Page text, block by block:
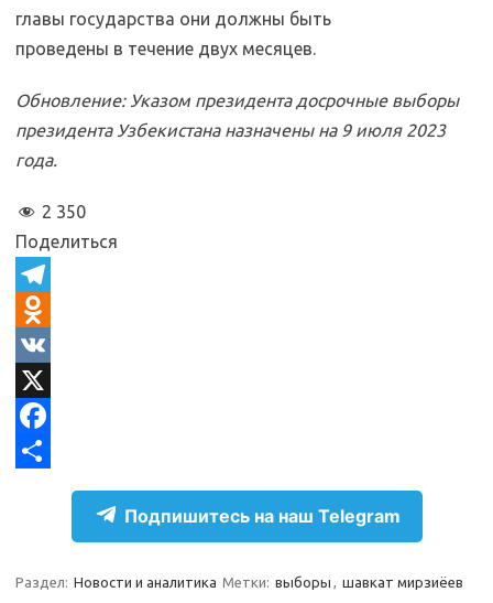
главы государства они должны быть
проведены в течение двух месяцев.
Обновление: Указом президента досрочные выборы
президента Узбекистана назначены на 9 июля 2023
года.
2 350
Поделиться
T
e
e
g
O
d
n
o
s
V
KX
F
bр
Подпишитесь на наш Telegram
Раздел: Новости и аналитика Метки: выборы , шавкат мирзиёев